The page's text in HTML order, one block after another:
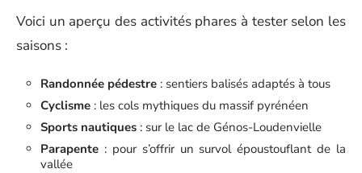
Voici un aperçu des activités phares à tester selon les
saisons :
Randonnée pédestre : sentiers balisés adaptés à tous
Cyclisme : les cols mythiques du massif pyrénéen
Sports nautiques : sur le lac de Génos-Loudenvielle
Parapente : pour s’offrir un survol époustouflant de la
vallée